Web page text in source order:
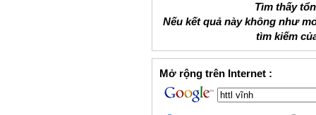
Tìm thấy
Nếu kết quả này không như
tìm kiếm
Mở rộng trên Internet :